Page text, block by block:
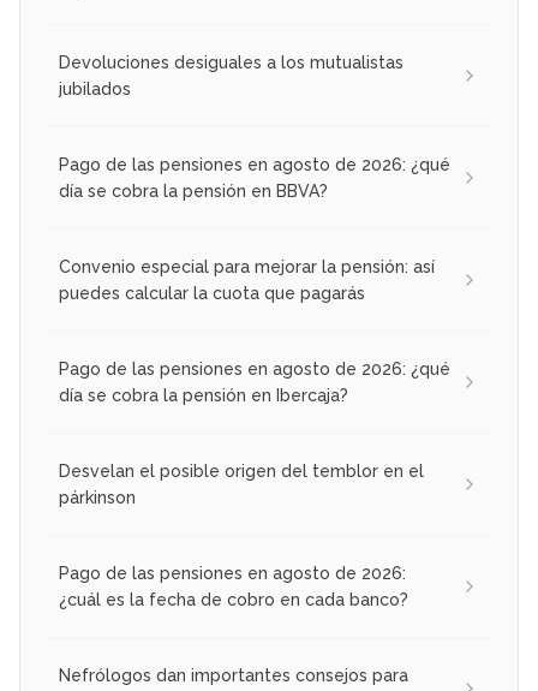
Devoluciones desiguales a los mutualistas
jubilados
Pago de las pensiones en agosto de 2026: ¿qué
día se cobra la pensión en BBVA?
Convenio especial para mejorar la pensión: así
puedes calcular la cuota que pagarás
Pago de las pensiones en agosto de 2026: ¿qué
día se cobra la pensión en Ibercaja?
Desvelan el posible origen del temblor en el
párkinson
Pago de las pensiones en agosto de 2026:
¿cuál es la fecha de cobro en cada banco?
Nefrólogos dan importantes consejos para